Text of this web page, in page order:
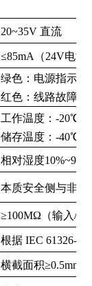
20~35V 直流
≤85mA（24V电源
绿色：电源指示灯
红色：线路故障
工作温度：-20℃
储存温度：-40℃
相对湿度
本质安全侧与非本
≥100MΩ（输入/输
根据 IEC 61326-1
横截面积≥0.5mm²